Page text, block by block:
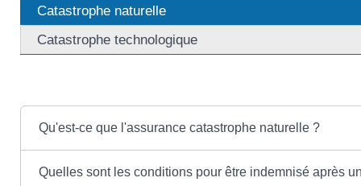
Catastrophe naturelle
Catastrophe technologique
Qu'est-ce que l'assurance catastrophe naturelle ?
Quelles sont les conditions pour être indemnisé après